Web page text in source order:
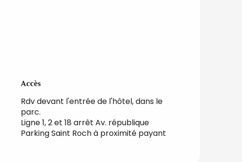
Accès
Accès
Rdv devant l'entrée de l'hôtel, dans le
parc.
Ligne 1, 2 et 18 arrêt Av. république
Parking Saint Roch à proximité payant